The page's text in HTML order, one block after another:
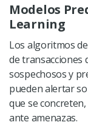
Modelos
Learning
Los algoritmos
de transacciones
sospechosos y
pueden alertar
que se
ante amenazas.